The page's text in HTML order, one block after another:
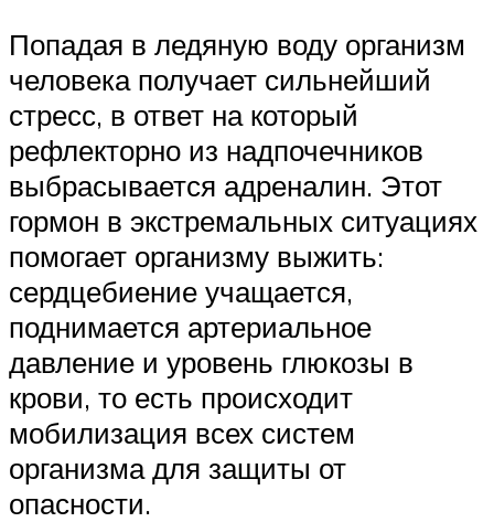
Попадая в ледяную воду организм
человека получает сильнейший
стресс, в ответ на который
рефлекторно из надпочечников
выбрасывается адреналин. Этот
гормон в экстремальных ситуациях
помогает организму выжить:
сердцебиение учащается,
поднимается артериальное
давление и уровень глюкозы в
крови, то есть происходит
мобилизация всех систем
организма для защиты от
опасности.